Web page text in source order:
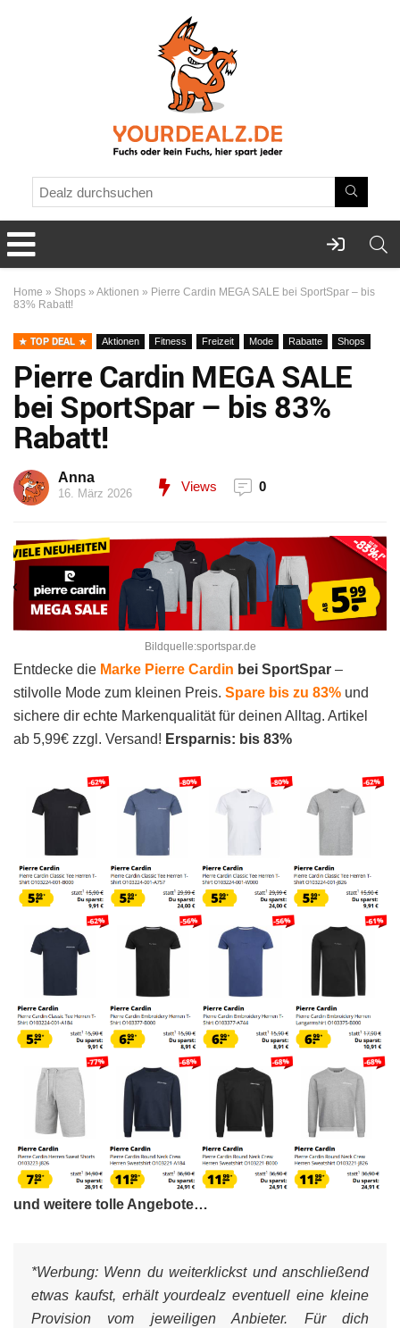
Home » Shops » Aktionen » Pierre Cardin MEGA SALE bei SportSpar – bis
83% Rabatt!
TOP DEAL Aktionen Fitness Freizeit Mode Rabatte Shops
Pierre Cardin MEGA SALE
bei SportSpar – bis 83%
Rabatt!
Anna
16. März 2026 Views 0
Bildquelle:sportspar.de
Entdecke die Marke Pierre Cardin bei SportSpar –
stilvolle Mode zum kleinen Preis. Spare bis zu 83% und
sichere dir echte Markenqualität für deinen Alltag. Artikel
ab 5,99€ zzgl. Versand! Ersparnis: bis 83%
und weitere tolle Angebote…
*Werbung: Wenn du weiterklickst und anschließend
etwas kaufst, erhält yourdealz eventuell eine kleine
Provision vom jeweiligen Anbieter. Für dich